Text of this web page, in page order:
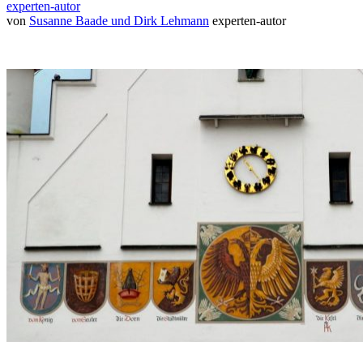
experten-autor
von Susanne Baade und Dirk Lehmann experten-autor